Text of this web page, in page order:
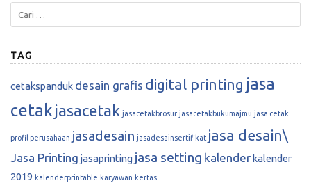
TAG
cetakspanduk desain grafis digital printing jasa
cetak jasacetak jasacetakbrosur jasacetakbukumajmu jasa cetak
profil perusahaan jasadesain jasadesainsertifikat jasa desain\
Jasa Printing jasaprinting jasa setting kalender kalender
2019 kalenderprintable karyawan kertas